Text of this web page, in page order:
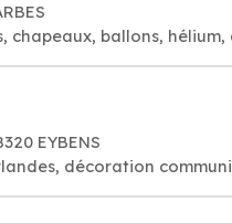
chapeaux, ballons,
EYBENS
décoration